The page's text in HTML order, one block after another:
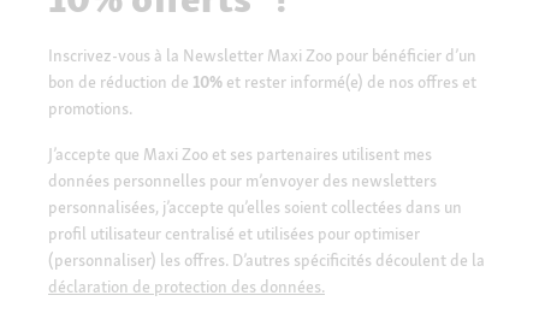
Inscrivez-vous à la Newsletter Maxi Zoo pour bénéficier d’un
bon de réduction de 10% et rester informé(e) de nos offres et
promotions.
J’accepte que Maxi Zoo et ses partenaires utilisent mes
données personnelles pour m’envoyer des newsletters
personnalisées, j’accepte qu’elles soient collectées dans un
profil utilisateur centralisé et utilisées pour optimiser
(personnaliser) les offres. D’autres spécificités découlent de la
déclaration de protection des données.